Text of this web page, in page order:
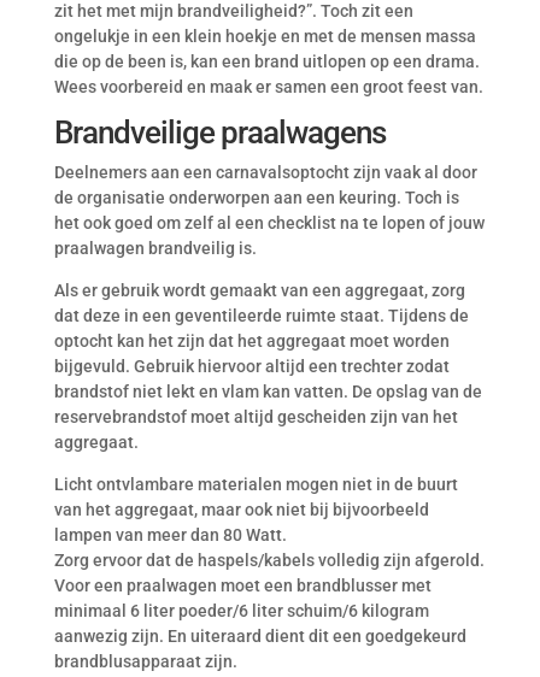
zit het met mijn brandveiligheid?”. Toch zit een
ongelukje in een klein hoekje en met de mensen massa
die op de been is, kan een brand uitlopen op een drama.
Wees voorbereid en maak er samen een groot feest van.
Brandveilige praalwagens
Deelnemers aan een carnavalsoptocht zijn vaak al door
de organisatie onderworpen aan een keuring. Toch is
het ook goed om zelf al een checklist na te lopen of jouw
praalwagen brandveilig is.
Als er gebruik wordt gemaakt van een aggregaat, zorg
dat deze in een geventileerde ruimte staat. Tijdens de
optocht kan het zijn dat het aggregaat moet worden
bijgevuld. Gebruik hiervoor altijd een trechter zodat
brandstof niet lekt en vlam kan vatten. De opslag van de
reservebrandstof moet altijd gescheiden zijn van het
aggregaat.
Licht ontvlambare materialen mogen niet in de buurt
van het aggregaat, maar ook niet bij bijvoorbeeld
lampen van meer dan 80 Watt.
Zorg ervoor dat de haspels/kabels volledig zijn afgerold.
Voor een praalwagen moet een brandblusser met
minimaal 6 liter poeder/6 liter schuim/6 kilogram
aanwezig zijn. En uiteraard dient dit een goedgekeurd
brandblusapparaat zijn.